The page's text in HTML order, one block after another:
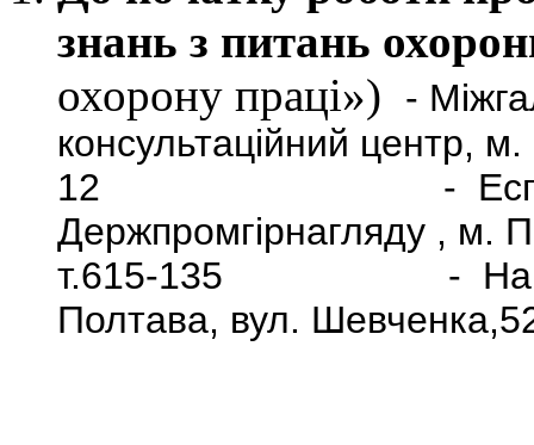
знань з питань
охорону праці»)
-
консультаційний центр,
12 - Еспертно-
Держпромгірнагляду , м.
т.615-135 -
Полтава, вул.